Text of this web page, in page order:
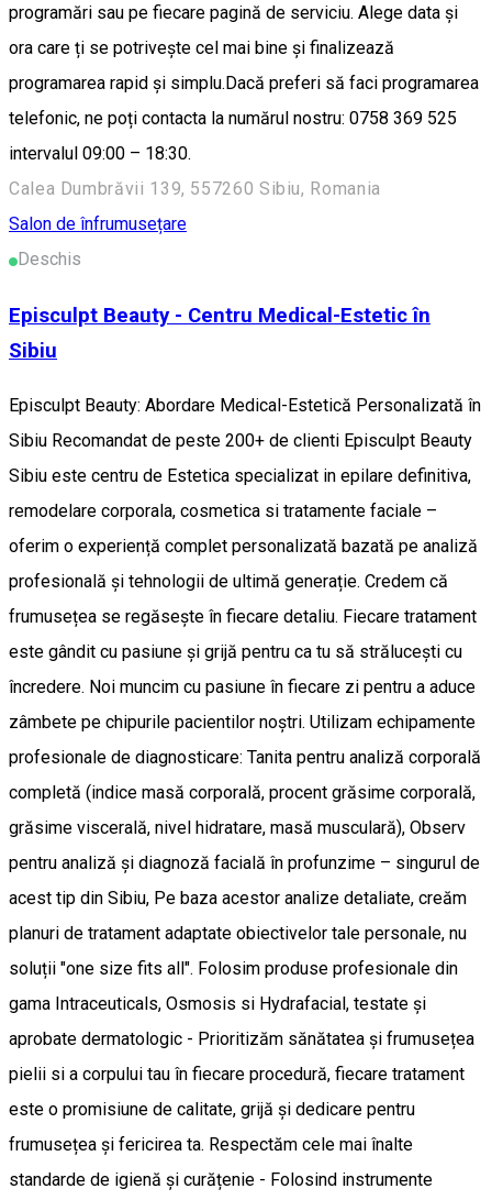
programări sau pe fiecare pagină de serviciu. Alege data și
ora care ți se potrivește cel mai bine și finalizează
programarea rapid și simplu.Dacă preferi să faci programarea
telefonic, ne poți contacta la numărul nostru: 0758 369 525
intervalul 09:00 – 18:30.
Calea Dumbrăvii 139, 557260 Sibiu, Romania
Salon de înfrumusețare
Deschis
Episculpt Beauty - Centru Medical-Estetic în
Sibiu
Episculpt Beauty: Abordare Medical-Estetică Personalizată în
Sibiu Recomandat de peste 200+ de clienti Episculpt Beauty
Sibiu este centru de Estetica specializat in epilare definitiva,
remodelare corporala, cosmetica si tratamente faciale –
oferim o experiență complet personalizată bazată pe analiză
profesională și tehnologii de ultimă generație. Credem că
frumusețea se regăsește în fiecare detaliu. Fiecare tratament
este gândit cu pasiune și grijă pentru ca tu să strălucești cu
încredere. Noi muncim cu pasiune în fiecare zi pentru a aduce
zâmbete pe chipurile pacientilor noștri. Utilizam echipamente
profesionale de diagnosticare: Tanita pentru analiză corporală
completă (indice masă corporală, procent grăsime corporală,
grăsime viscerală, nivel hidratare, masă musculară), Observ
pentru analiză și diagnoză facială în profunzime – singurul de
acest tip din Sibiu, Pe baza acestor analize detaliate, creăm
planuri de tratament adaptate obiectivelor tale personale, nu
soluții "one size fits all". Folosim produse profesionale din
gama Intraceuticals, Osmosis si Hydrafacial, testate și
aprobate dermatologic - Prioritizăm sănătatea și frumusețea
pielii si a corpului tau în fiecare procedură, fiecare tratament
este o promisiune de calitate, grijă și dedicare pentru
frumusețea și fericirea ta. Respectăm cele mai înalte
standarde de igienă și curățenie - Folosind instrumente